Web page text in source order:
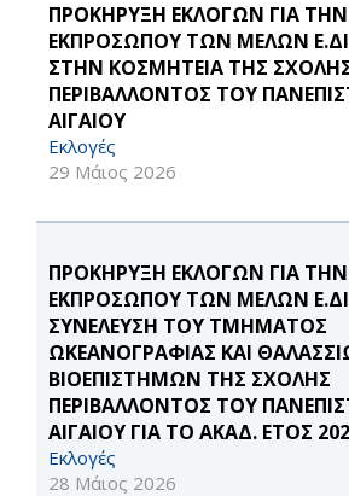
ΠΡΟΚΗΡΥΞΗ ΕΚΛΟΓΩΝ ΓΙΑ
ΕΚΠΡΟΣΩΠΟΥ ΤΩΝ ΜΕΛΩΝ
ΣΤΗΝ ΚΟΣΜΗΤΕΙΑ ΤΗΣ
ΠΕΡΙΒΑΛΛΟΝΤΟΣ ΤΟΥ
ΑΙΓΑΙΟΥ
Εκλογές
29 Μάιος 2026
ΠΡΟΚΗΡΥΞΗ ΕΚΛΟΓΩΝ ΓΙΑ
ΕΚΠΡΟΣΩΠΟΥ ΤΩΝ ΜΕΛΩΝ
ΣΥΝΕΛΕΥΣΗ ΤΟΥ ΤΜΗΜΑΤΟΣ
ΩΚΕΑΝΟΓΡΑΦΙΑΣ ΚΑΙ
ΒΙΟΕΠΙΣΤΗΜΩΝ ΤΗΣ ΣΧΟΛΗΣ
ΠΕΡΙΒΑΛΛΟΝΤΟΣ ΤΟΥ
ΑΙΓΑΙΟΥ ΓΙΑ ΤΟ ΑΚΑΔ. ΕΤΟΣ
Εκλογές
28 Μάιος 2026